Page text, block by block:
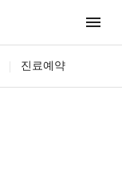
| 진료예약